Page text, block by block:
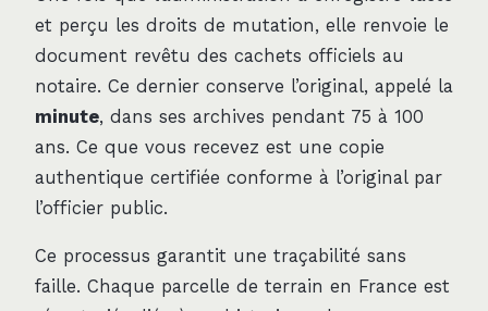
et perçu les droits de mutation, elle renvoie le
document revêtu des cachets officiels au
notaire. Ce dernier conserve l’original, appelé la
minute, dans ses archives pendant 75 à 100
ans. Ce que vous recevez est une copie
authentique certifiée conforme à l’original par
l’officier public.
Ce processus garantit une traçabilité sans
faille. Chaque parcelle de terrain en France est